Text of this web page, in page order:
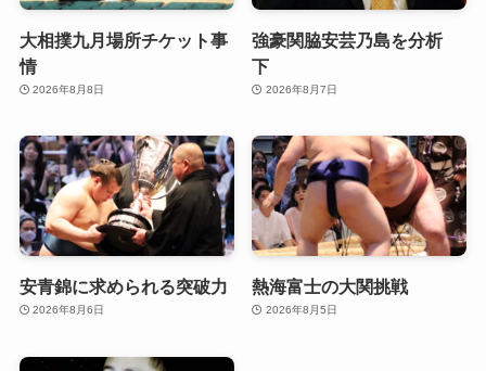
大相撲九月場所チケット事
情
2026年8月8日
強豪関脇安芸乃島を分析
下
2026年8月7日
安青錦に求められる突破力
2026年8月6日
熱海富士の大関挑戦
2026年8月5日